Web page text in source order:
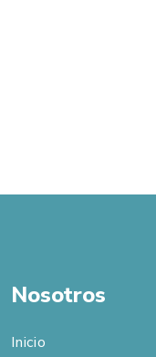
Nosotros
Inicio